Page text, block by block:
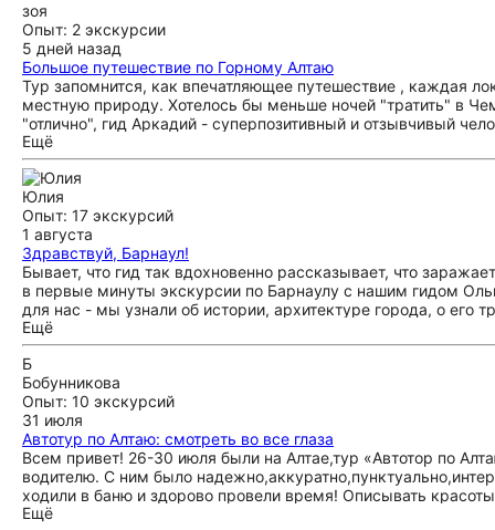
зоя
Опыт: 2 экскурсии
5 дней назад
Большое путешествие по Горному Алтаю
Тур запомнится, как впечатляющее путешествие , каждая
местную природу. Хотелось бы меньше ночей "тратить" в
"отлично", гид Аркадий - суперпозитивный и отзывчивый
организаторам данного тура.
Ещё
Юлия
Опыт: 17 экскурсий
1 августа
Здравствуй, Барнаул!
Бывает, что гид так вдохновенно рассказывает, что
в первые минуты экскурсии по Барнаулу с нашим гидом
для нас - мы узнали об истории, архитектуре города, о
улицами Барнаула, по дороге рассказывая почти о каждом
легендах. Мы поднялись по лестнице в Нагорный парк,
название города, и вышли на смотровую площадку, с
массу советов о том, куда сходить и что посмотреть в
Спасибо огромное! Мы полюбили чудесный, интеллигентный
Ещё
Б
Бобунникова
Опыт: 10 экскурсий
31 июля
Автотур по Алтаю: смотреть во все глаза
Всем привет! 26-30 июля были на Алтае,тур «Автотор по
водителю. С ним было
ходили в баню и здорово провели время! Описывать
Ещё